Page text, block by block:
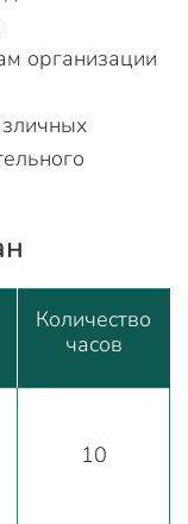
организации
Количество
часов
10